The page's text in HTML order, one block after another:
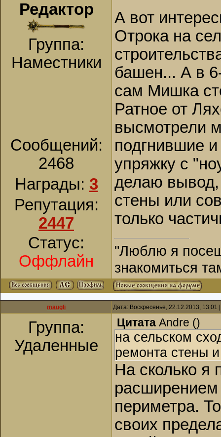
Редактор
Группа:
Наместники
Сообщений:
2468
Награды: 3
Репутация:
2447
Статус:
Оффлайн
А вот
Отрока на
башен... А в
сам Мишка
Ратное от
высмотрели
подгнившие
упряжку с
делаю
стены или
только
"Люблю я
знакомиться
maugli Дата: Воскресенье, 22.12.2013,
Группа:
Удаленные
Цитата Andre ()
на сельском
ремонта стены
На сколько я
расширением
периметра.
своих